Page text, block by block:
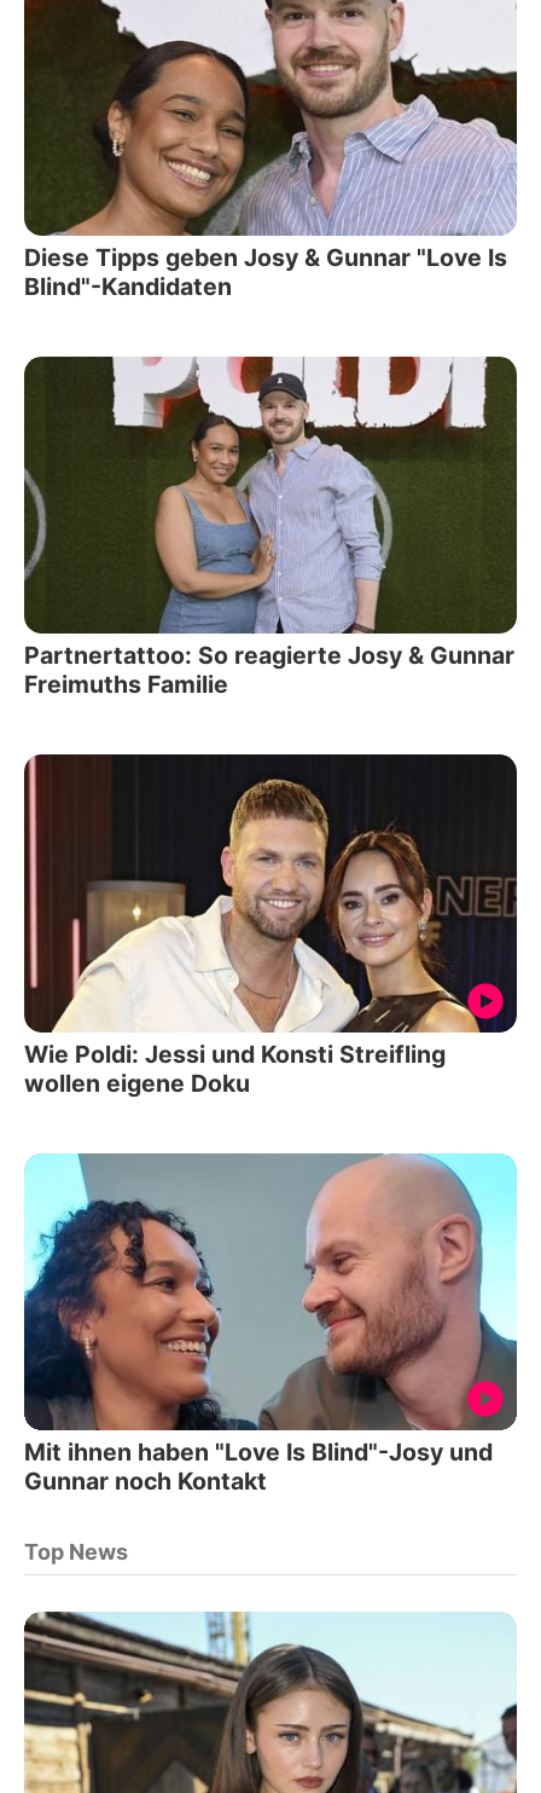
Diese Tipps geben Josy & Gunnar "Love Is
Blind"-Kandidaten
Partnertattoo: So reagierte Josy & Gunnar
Freimuths Familie
Wie Poldi: Jessi und Konsti Streifling
wollen eigene Doku
Mit ihnen haben "Love Is Blind"-Josy und
Gunnar noch Kontakt
Top News